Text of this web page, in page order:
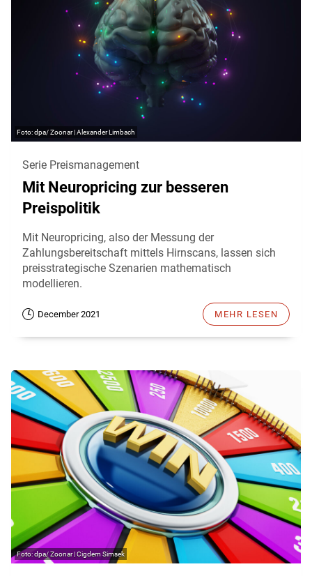
dpa/ Zoonar | Alexander Limbach
Serie Preismanagement
Mit Neuropricing zur besseren
Preispolitik
Mit Neuropricing, also der Messung der
Zahlungsbereitschaft mittels Hirnscans, lassen sich
preisstrategische Szenarien mathematisch
modellieren.
December 2021 MEHR LESEN
dpa/ Zoonar | Cigdem Simsek